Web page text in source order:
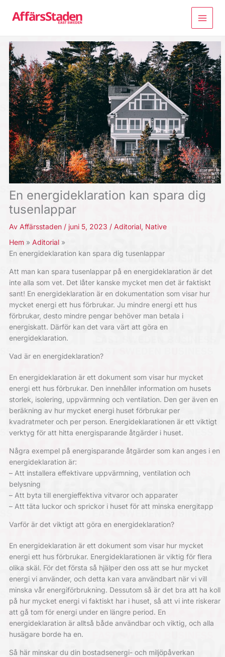
En energideklaration kan spara dig
tusenlappar
Av Affärsstaden / juni 5, 2023 / Aditorial, Native
Hem
Aditorial
En energideklaration kan spara dig tusenlappar
Att man kan spara tusenlappar på en energideklaration är det
inte alla som vet. Det låter kanske mycket men det är faktiskt
sant! En energideklaration är en dokumentation som visar hur
mycket energi ett hus förbrukar. Ju mindre energi ett hus
förbrukar, desto mindre pengar behöver man betala i
energiskatt. Därför kan det vara värt att göra en
energideklaration.
Vad är en energideklaration?
En energideklaration är ett dokument som visar hur mycket
energi ett hus förbrukar. Den innehåller information om husets
storlek, isolering, uppvärmning och ventilation. Den ger även en
beräkning av hur mycket energi huset förbrukar per
kvadratmeter och per person. Energideklarationen är ett viktigt
verktyg för att hitta energisparande åtgärder i huset.
Några exempel på energisparande åtgärder som kan anges i en
energideklaration är:
– Att installera effektivare uppvärmning, ventilation och
belysning
– Att byta till energieffektiva vitvaror och apparater
– Att täta luckor och sprickor i huset för att minska energitapp
Varför är det viktigt att göra en energideklaration?
En energideklaration är ett dokument som visar hur mycket
energi ett hus förbrukar. Energideklarationen är viktig för flera
olika skäl. För det första så hjälper den oss att se hur mycket
energi vi använder, och detta kan vara användbart när vi vill
minska vår energiförbrukning. Dessutom så är det bra att ha koll
på hur mycket energi vi faktiskt har i huset, så att vi inte riskerar
att gå tom för energi under en längre period. En
energideklaration är alltså både användbar och viktig, och alla
husägare borde ha en.
Så här minskar du din bostadsenergi- och miljöpåverkan